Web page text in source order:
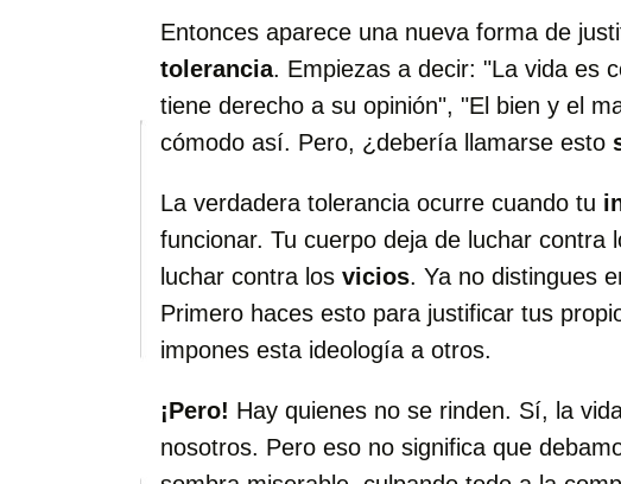
Entonces aparece una nueva forma de
tolerancia. Empiezas a decir: "La vida es
tiene derecho a su opinión", "El bien y el
cómodo así. Pero, ¿debería llamarse esto
La verdadera tolerancia ocurre cuando tu
funcionar. Tu cuerpo deja de luchar contra
luchar contra los vicios. Ya no distingues
Primero haces esto para justificar tus
impones esta ideología a otros.
¡Pero! Hay quienes no se rinden. Sí, la
nosotros. Pero eso no significa que